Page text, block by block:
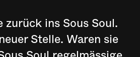
zurück ins Sous Soul.
Stelle. Waren sie